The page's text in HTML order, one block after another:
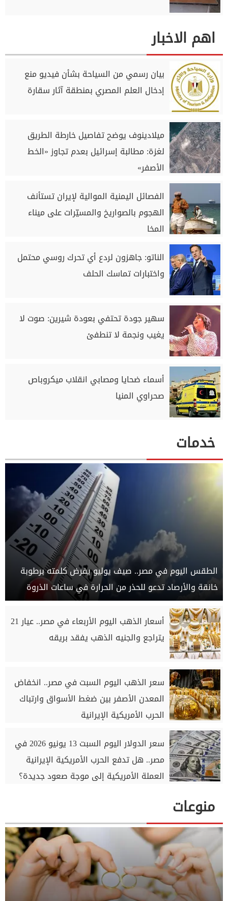
اهم الاخبار
بيان رسمي من السياحة بشأن فيديو منع
إدخال العلم المصري بمنطقة آثار سقارة
ميلادينوف يوضح تفاصيل خارطة الطريق
لغزة: مطالبة إسرائيل بعدم تجاوز «الخط
الأصفر»
الفصائل اليمنية الموالية لإيران تستأنف
الهجوم بالصواريخ والمسيّرات على ميناء
المخا
الناتو: جاهزون لردع أي تحرك روسي محتمل
واختبارات تماسك الحلف
سهير جودة تحتفي بعودة شيرين: صوت لا
يغيب ونجمة لا تنطفئ
أسماء ضحايا ومصابي انقلاب ميكروباص
صحراوي المنيا
خدمات
الطقس اليوم في مصر.. صيف يوليو يفرض كلمته برطوبة
خانقة والأرصاد تدعو للحذر من الحرارة في ساعات الذروة
أسعار الذهب اليوم الأربعاء في مصر.. عيار 21
يتراجع والجنيه الذهب يفقد بريقه
سعر الذهب اليوم السبت في مصر.. انخفاض
المعدن الأصفر بين ضغط الأسواق وارتباك
الحرب الأمريكية الإيرانية
سعر الدولار اليوم السبت 13 يونيو 2026 في
مصر.. هل تدفع الحرب الأمريكية الإيرانية
العملة الأمريكية إلى موجة صعود جديدة؟
منوعات